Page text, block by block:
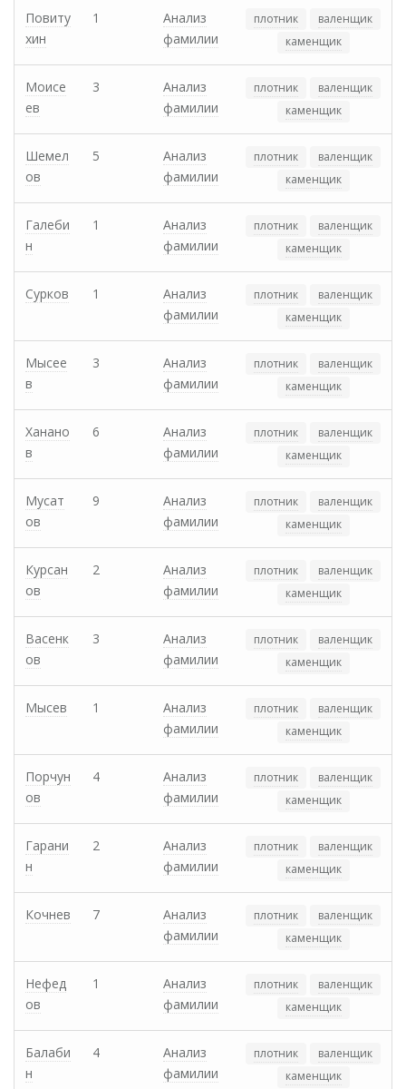
Повиту
хин
1
Анализ
фамилии
плотник
валенщик
каменщик
Моисе
ев
3
Анализ
фамилии
плотник
валенщик
каменщик
Шемел
ов
5
Анализ
фамилии
плотник
валенщик
каменщик
Галеби
н
1
Анализ
фамилии
плотник
валенщик
каменщик
Сурков 1
Анализ
фамилии
плотник
валенщик
каменщик
Мысее
в
3
Анализ
фамилии
плотник
валенщик
каменщик
Ханано
в
6
Анализ
фамилии
плотник
валенщик
каменщик
Мусат
ов
9
Анализ
фамилии
плотник
валенщик
каменщик
Курсан
ов
2
Анализ
фамилии
плотник
валенщик
каменщик
Васенк
ов
3
Анализ
фамилии
плотник
валенщик
каменщик
Мысев 1
Анализ
фамилии
плотник
валенщик
каменщик
Порчун
ов
4
Анализ
фамилии
плотник
валенщик
каменщик
Гарани
н
2
Анализ
фамилии
плотник
валенщик
каменщик
Кочнев 7
Анализ
фамилии
плотник
валенщик
каменщик
Нефед
ов
1
Анализ
фамилии
плотник
валенщик
каменщик
Балаби
н
4
Анализ
фамилии
плотник
валенщик
каменщик